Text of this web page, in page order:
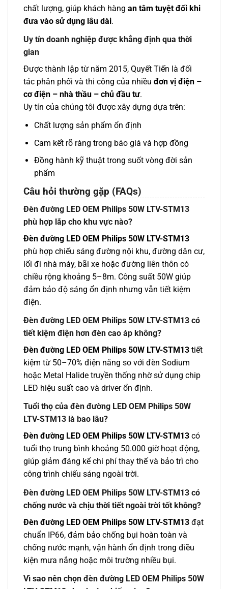
chất lượng, giúp khách hàng an tâm tuyệt đối khi
đưa vào sử dụng lâu dài.
Uy tín doanh nghiệp được khẳng định qua thời
gian
Được thành lập từ năm 2015, Quyết Tiến là đối
tác phân phối và thi công của nhiều đơn vị điện –
cơ điện – nhà thầu – chủ đầu tư.
Uy tín của chúng tôi được xây dựng dựa trên:
Chất lượng sản phẩm ổn định
Cam kết rõ ràng trong báo giá và hợp đồng
Đồng hành kỹ thuật trong suốt vòng đời sản
phẩm
Câu hỏi thường gặp (FAQs)
Đèn đường LED OEM Philips 50W LTV-STM13
phù hợp lắp cho khu vực nào?
Đèn đường LED OEM Philips 50W LTV-STM13
phù hợp chiếu sáng đường nội khu, đường dân cư,
lối đi nhà máy, bãi xe hoặc đường liên thôn có
chiều rộng khoảng 5–8m. Công suất 50W giúp
đảm bảo độ sáng ổn định nhưng vẫn tiết kiệm
điện.
Đèn đường LED OEM Philips 50W LTV-STM13 có
tiết kiệm điện hơn đèn cao áp không?
Đèn đường LED OEM Philips 50W LTV-STM13 tiết
kiệm từ 50–70% điện năng so với đèn Sodium
hoặc Metal Halide truyền thống nhờ sử dụng chip
LED hiệu suất cao và driver ổn định.
Tuổi thọ của đèn đường LED OEM Philips 50W
LTV-STM13 là bao lâu?
Đèn đường LED OEM Philips 50W LTV-STM13 có
tuổi thọ trung bình khoảng 50.000 giờ hoạt động,
giúp giảm đáng kể chi phí thay thế và bảo trì cho
công trình chiếu sáng ngoài trời.
Đèn đường LED OEM Philips 50W LTV-STM13 có
chống nước và chịu thời tiết ngoài trời tốt không?
Đèn đường LED OEM Philips 50W LTV-STM13 đạt
chuẩn IP66, đảm bảo chống bụi hoàn toàn và
chống nước mạnh, vận hành ổn định trong điều
kiện mưa nắng hoặc môi trường nhiều bụi.
Vì sao nên chọn đèn đường LED OEM Philips 50W